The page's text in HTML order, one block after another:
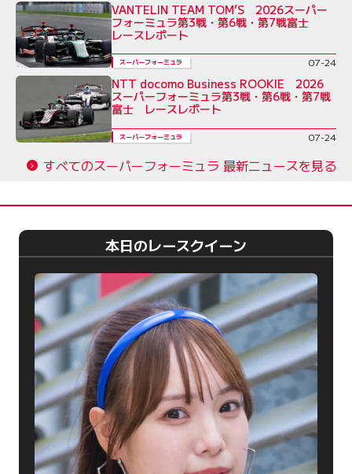
VANTELIN TEAM TOM’S 2026スーパー
フォーミュラ第3戦・第6戦・第7戦富士
レースレポート
スーパーフォーミュラ 07-24
NTT docomo Business ROOKIE 2026
スーパーフォーミュラ第3戦・第6戦・第7戦
富士 レースレポート
スーパーフォーミュラ 07-24
すべてのスーパーフォーミュラ 最新ニュースを見る
本日のレースクイーン